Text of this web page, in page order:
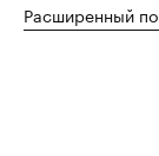
Расширенный